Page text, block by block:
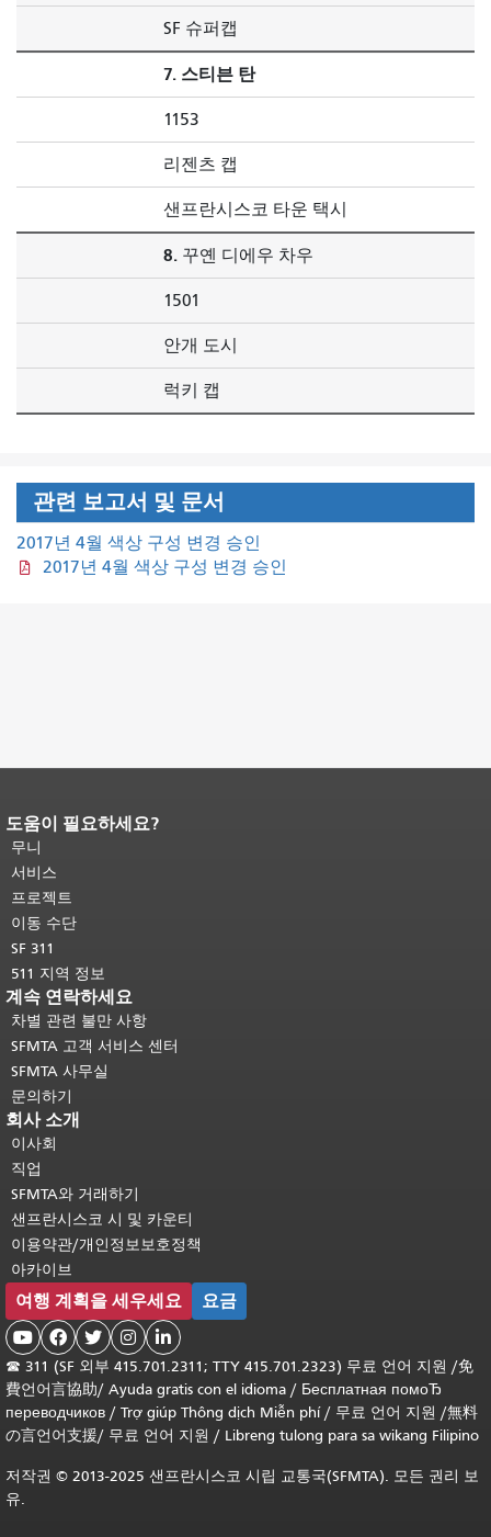
SF 슈퍼캡
7. 스티븐 탄
1153
리젠츠 캡
샌프란시스코 타운 택시
8.꾸옌 디에우 차우
1501
안개 도시
럭키 캡
관련 보고서 및 문서
2017년 4월 색상 구성 변경 승인
2017년 4월 색상 구성 변경 승인
페이지 내용 끝입니다.이 페이지의 나
머지 내용은 모든 페이지에 반복됩니
다.메인 콘텐츠 상단으로 돌아가려면
여기를 클릭하십시오
도움이 필요하세요?
무니
서비스
프로젝트
이동 수단
SF 311
511 지역 정보
계속 연락하세요
차별 관련 불만 사항
SFMTA 고객 서비스 센터
SFMTA 사무실
문의하기
회사 소개
이사회
직업
SFMTA와 거래하기
샌프란시스코 시 및 카운티
이용약관/개인정보보호정책
아카이브
여행 계획을 세우세요 요금
    
☎ 311 (SF 외부 415.701.2311; TTY 415.701.2323) 무료 언어 지원 /免
費언어言協助/ Ayuda gratis con el idioma / Бесплатная помоЂ
переводчиков / Trợ giúp Thông dịch Miễn phí/ 무료 언어 지원 /無料
の言언어支援/ 무료 언어 지원 / Libreng tulong para sa wikang Filipino
저작권 © 2013-2025 샌프란시스코 시립 교통국(SFMTA). 모든 권리 보
유.